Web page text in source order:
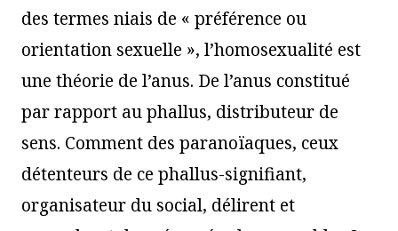
des termes niais de « préférence ou
orientation sexuelle », l’homosexualité est
une théorie de l’anus. De l’anus constitué
par rapport au phallus, distributeur de
sens. Comment des paranoïaques, ceux
détenteurs de ce phallus-signifiant,
organisateur du social, délirent et